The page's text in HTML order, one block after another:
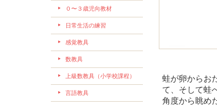
０〜３歳児向教材
日常生活の練習
感覚教具
数教具
上級数教具（小学校課程）
言語教具
蛙が卵からお
て、そして蛙
角度から眺め